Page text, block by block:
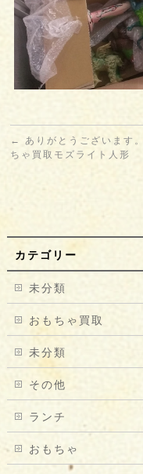
←
ありがとうございます
ちゃ買取モズライト人形
カテゴリー
未分類
おもちゃ買取
未分類
その他
ランチ
おもちゃ